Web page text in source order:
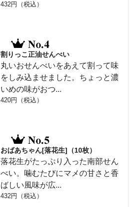
432円（税込）
割りっこ正油せんべい
丸いおせんべいをあえて割って味
をしみ込ませました。ちょっと濃
いめの味がおつ...
420円（税込）
おばあちゃん[落花生]（10枚）
落花生がたっぷり入った南部せん
べい。噛むたびにマメの甘さと香
ばしい風味が広...
432円（税込）